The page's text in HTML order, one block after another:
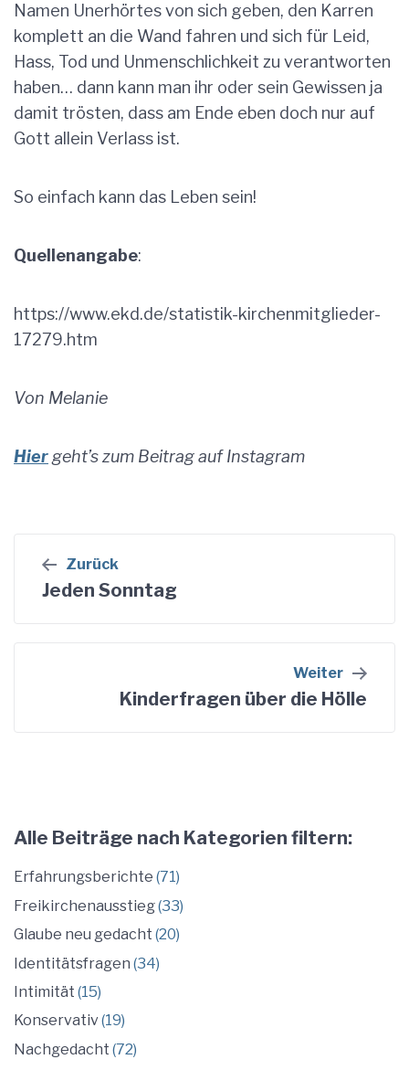
Namen Unerhörtes von sich geben, den Karren
komplett an die Wand fahren und sich für Leid,
Hass, Tod und Unmenschlichkeit zu verantworten
haben… dann kann man ihr oder sein Gewissen ja
damit trösten, dass am Ende eben doch nur auf
Gott allein Verlass ist.
So einfach kann das Leben sein!
Quellenangabe:
https://www.ekd.de/statistik-kirchenmitglieder-
17279.htm
Von Melanie
Hiergeht’s zum Beitrag auf Instagram
Zurück
Jeden Sonntag
Weiter
Kinderfragen über die Hölle
Alle Beiträge nach Kategorien filtern:
Erfahrungsberichte (71)
Freikirchenausstieg(33)
Glaube neu gedacht (20)
Identitätsfragen (34)
Intimität (15)
Konservativ(19)
Nachgedacht (72)